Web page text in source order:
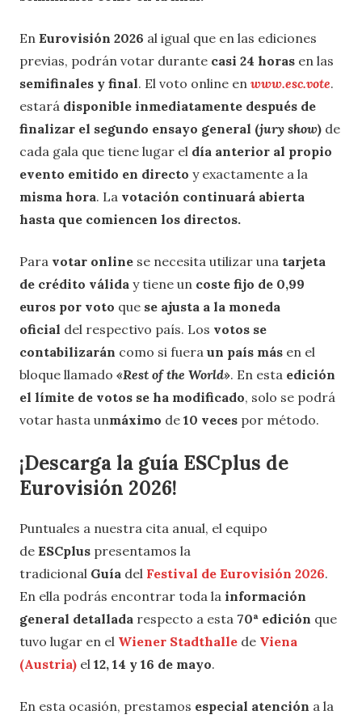
En Eurovisión 2026 al igual que en las ediciones
previas, podrán votar durante casi 24 horas en las
semifinales y final. El voto online en www.esc.vote.
estará disponible inmediatamente después de
finalizar el segundo ensayo general (jury show) de
cada gala que tiene lugar el día anterior al propio
evento emitido en directo y exactamente a la
misma hora. La votación continuará abierta
hasta que comiencen los directos.
Para votar online se necesita utilizar una tarjeta
de crédito válida y tiene un coste fijo de 0,99
euros por voto que se ajusta a la moneda
oficial del respectivo país. Los votos se
contabilizarán como si fuera un país más en el
bloque llamado «Rest of the World». En esta edición
el límite de votos se ha modificado, solo se podrá
votar hasta unmáximo de 10 veces por método.
¡Descarga la guía ESCplus de
Eurovisión 2026!
Puntuales a nuestra cita anual, el equipo
de ESCplus presentamos la
tradicional Guía del Festival de Eurovisión 2026.
En ella podrás encontrar toda la información
general detallada respecto a esta 70ª edición que
tuvo lugar en el Wiener Stadthalle de Viena
(Austria) el 12, 14 y 16 de mayo.
En esta ocasión, prestamos especial atención a la